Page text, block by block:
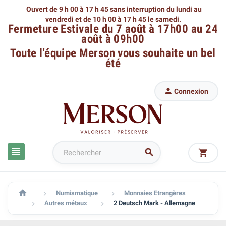
Ouvert de 9 h 00 à 17 h 45 sans interruption du lundi au
vendredi et de 10 h 00 à 17 h 45 le samedi.
Fermeture Estivale du 7 août à 17h00 au 24
août à 09h00
Toute l'équipe Mersonvous souhaite un bel
été
 
 Connexion

  Numismatique  Monnaies Etrangères
 Autres métaux  2 Deutsch Mark - Allemagne